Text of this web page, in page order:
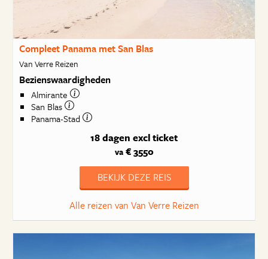
Compleet Panama met San Blas
Van Verre Reizen
Bezienswaardigheden
Almirante
San Blas
Panama-Stad
18 dagen excl ticket
va€ 3550
BEKIJK DEZE REIS
Alle reizen van Van Verre Reizen